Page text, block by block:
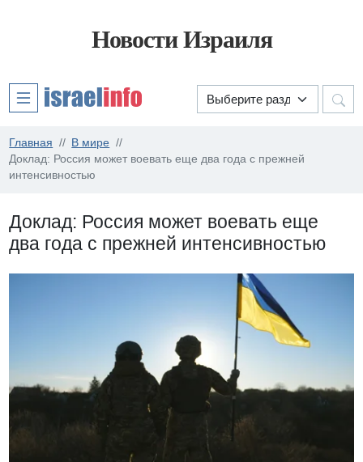
Новости Израиля
Главная
В мире
Доклад: Россия может воевать еще два года с прежней
интенсивностью
Доклад: Россия может воевать еще
два года с прежней интенсивностью